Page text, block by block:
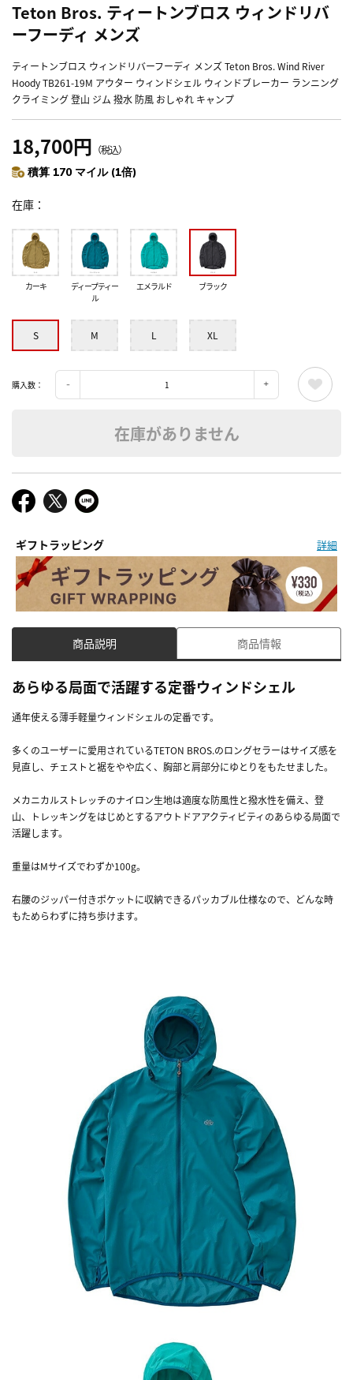
Teton Bros. ティートンブロス ウィンドリバ
ーフーディ メンズ
ティートンブロス ウィンドリバーフーディ メンズ Teton Bros. Wind River
Hoody TB261-19M アウター ウィンドシェル ウィンドブレーカー ランニング
クライミング 登山 ジム 撥水 防風 おしゃれ キャンプ
18,700円 （税込）
積算 170 マイル (1倍)
在庫
カーキ
ディープティー
ル
エメラルド ブラック
S M L XL
購入数：
在庫がありません
ギフトラッピング 詳細
商品説明 商品情報
あらゆる局面で活躍する定番ウィンドシェル
通年使える薄手軽量ウィンドシェルの定番です。
多くのユーザーに愛用されているTETON BROS.のロングセラーはサイズ感を
見直し、チェストと裾をやや広く、胸部と肩部分にゆとりをもたせました。
メカニカルストレッチのナイロン生地は適度な防風性と撥水性を備え、登
山、トレッキングをはじめとするアウトドアアクティビティのあらゆる局面で
活躍します。
重量はMサイズでわずか100g。
右腰のジッパー付きポケットに収納できるパッカブル仕様なので、どんな時
もためらわずに持ち歩けます。